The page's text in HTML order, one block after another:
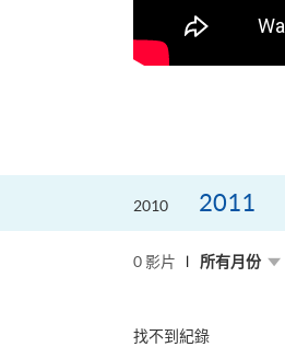
2010 2011
0 影片 所有月份
找不到紀錄